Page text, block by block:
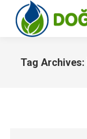
Tag Archives: